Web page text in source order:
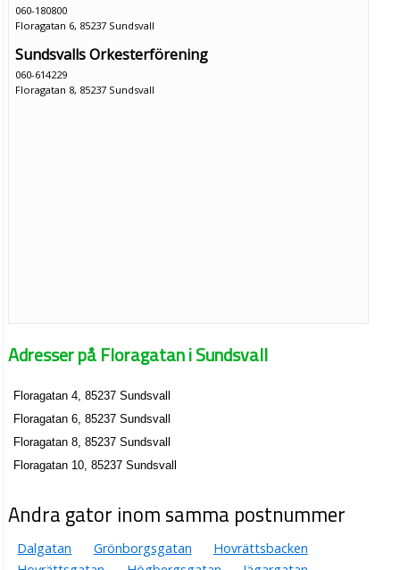
060-180800
Floragatan 6, 85237 Sundsvall
Sundsvalls Orkesterförening
060-614229
Floragatan 8, 85237 Sundsvall
Adresser på Floragatan i Sundsvall
Floragatan 4, 85237 Sundsvall
Floragatan 6, 85237 Sundsvall
Floragatan 8, 85237 Sundsvall
Floragatan 10, 85237 Sundsvall
Andra gator inom samma postnummer
Dalgatan Grönborgsgatan
Hovrättsbacken